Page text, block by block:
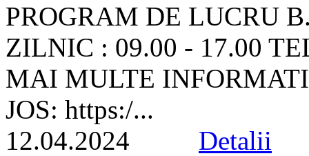
PROGRAM DE LUCRU
ZILNIC : 09.00 - 17.00
MAI MULTE
JOS: https:/...
12.04.2024 Detalii